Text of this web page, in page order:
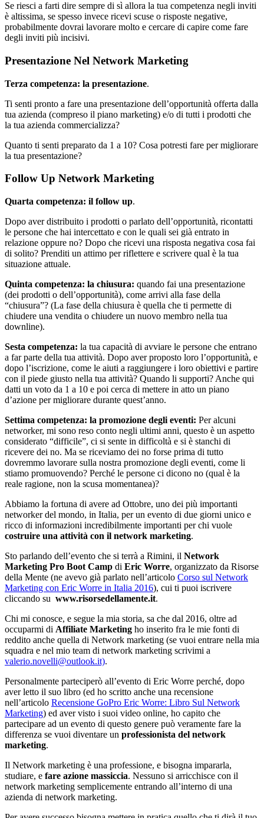
Se riesci a farti dire sempre di sì allora la tua competenza negli inviti
è altissima, se spesso invece ricevi scuse o risposte negative,
probabilmente dovrai lavorare molto e cercare di capire come fare
degli inviti più incisivi.
Presentazione Nel Network Marketing
Terza competenza: la presentazione.
Ti senti pronto a fare una presentazione dell’opportunità offerta dalla
tua azienda (compreso il piano marketing) e/o di tutti i prodotti che
la tua azienda commercializza?
Quanto ti senti preparato da 1 a 10? Cosa potresti fare per migliorare
la tua presentazione?
Follow Up Network Marketing
Quarta competenza: il follow up.
Dopo aver distribuito i prodotti o parlato dell’opportunità, ricontatti
le persone che hai intercettato e con le quali sei già entrato in
relazione oppure no? Dopo che ricevi una risposta negativa cosa fai
di solito? Prenditi un attimo per riflettere e scrivere qual è la tua
situazione attuale.
Quinta competenza: la chiusura: quando fai una presentazione
(dei prodotti o dell’opportunità), come arrivi alla fase della
“chiusura”? (La fase della chiusura è quella che ti permette di
chiudere una vendita o chiudere un nuovo membro nella tua
downline).
Sesta competenza: la tua capacità di avviare le persone che entrano
a far parte della tua attività. Dopo aver proposto loro l’opportunità, e
dopo l’iscrizione, come le aiuti a raggiungere i loro obiettivi e partire
con il piede giusto nella tua attività? Quando li supporti? Anche qui
datti un voto da 1 a 10 e poi cerca di mettere in atto un piano
d’azione per migliorare durante quest’anno.
Settima competenza: la promozione degli eventi: Per alcuni
networker, mi sono reso conto negli ultimi anni, questo è un aspetto
considerato “difficile”, ci si sente in difficoltà e si è stanchi di
ricevere dei no. Ma se riceviamo dei no forse prima di tutto
dovremmo lavorare sulla nostra promozione degli eventi, come li
stiamo promuovendo? Perché le persone ci dicono no (qual è la
reale ragione, non la scusa momentanea)?
Abbiamo la fortuna di avere ad Ottobre, uno dei più importanti
networker del mondo, in Italia, per un evento di due giorni unico e
ricco di informazioni incredibilmente importanti per chi vuole
costruire una attività con il network marketing.
Sto parlando dell’evento che si terrà a Rimini, il Network
Marketing Pro Boot Camp di Eric Worre, organizzato da Risorse
della Mente (ne avevo già parlato nell’articolo Corso sul Network
Marketing con Eric Worre in Italia 2016), cui ti puoi iscrivere
cliccando su www.risorsedellamente.it.
Chi mi conosce, e segue la mia storia, sa che dal 2016, oltre ad
occuparmi di Affiliate Marketing ho inserito fra le mie fonti di
reddito anche quella di Network marketing (se vuoi entrare nella mia
squadra e nel mio team di network marketing scrivimi a
valerio.novelli@outlook.it).
Personalmente parteciperò all’evento di Eric Worre perché, dopo
aver letto il suo libro (ed ho scritto anche una recensione
nell’articolo Recensione GoPro Eric Worre: Libro Sul Network
Marketing) ed aver visto i suoi video online, ho capito che
partecipare ad un evento di questo genere può veramente fare la
differenza se vuoi diventare un professionista del network
marketing.
Il Network marketing è una professione, e bisogna impararla,
studiare, e fare azione massiccia. Nessuno si arricchisce con il
network marketing semplicemente entrando all’interno di una
azienda di network marketing.